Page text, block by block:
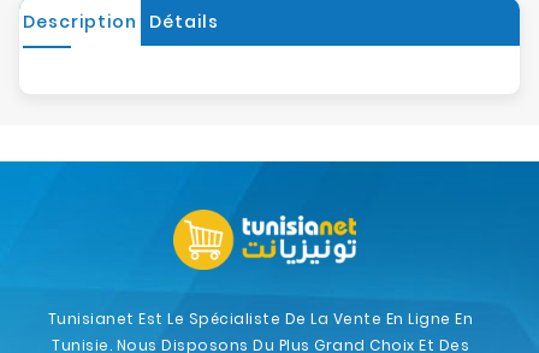
Description Détails
Tunisianet Est Le Spécialiste De La Vente En Ligne En
Tunisie. Nous Disposons Du Plus Grand Choix Et Des